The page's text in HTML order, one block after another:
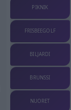
PIKNIK
FRISBEEGOLF
BILJARDI
BRUNSSI
NUORET